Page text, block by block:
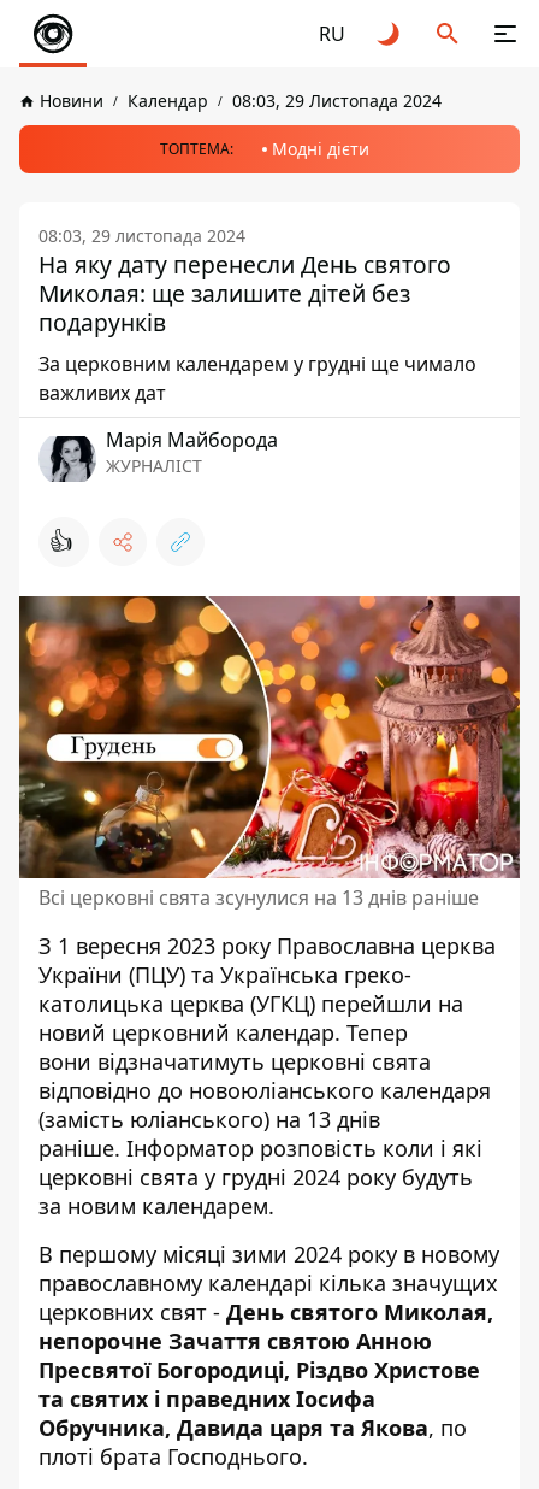
RU
Новини Календар 08:03, 29 Листопада 2024
ТОПТЕМА: Модні дієти
08:03, 29 листопада 2024
На яку дату перенесли День святого
Миколая: ще залишите дітей без
подарунків
За церковним календарем у грудні ще чимало
важливих дат
Марія Майборода
ЖУРНАЛІСТ
👍
Всі церковні свята зсунулися на 13 днів раніше
З 1 вересня 2023 року Православна церква
України (ПЦУ) та Українська греко-
католицька церква (УГКЦ) перейшли на
новий церковний календар. Тепер
вони відзначатимуть церковні свята
відповідно до новоюліанського календаря
(замість юліанського) на 13 днів
раніше. Інформатор розповість коли і які
церковні свята у грудні 2024 року будуть
за новим календарем.
В першому місяці зими 2024 року в новому
православному календарі кілька значущих
церковних свят - День святого Миколая,
непорочне Зачаття святою Анною
Пресвятої Богородиці, Різдво Христове
та святих і праведних Іосифа
Обручника, Давида царя та Якова, по
плоті брата Господнього.